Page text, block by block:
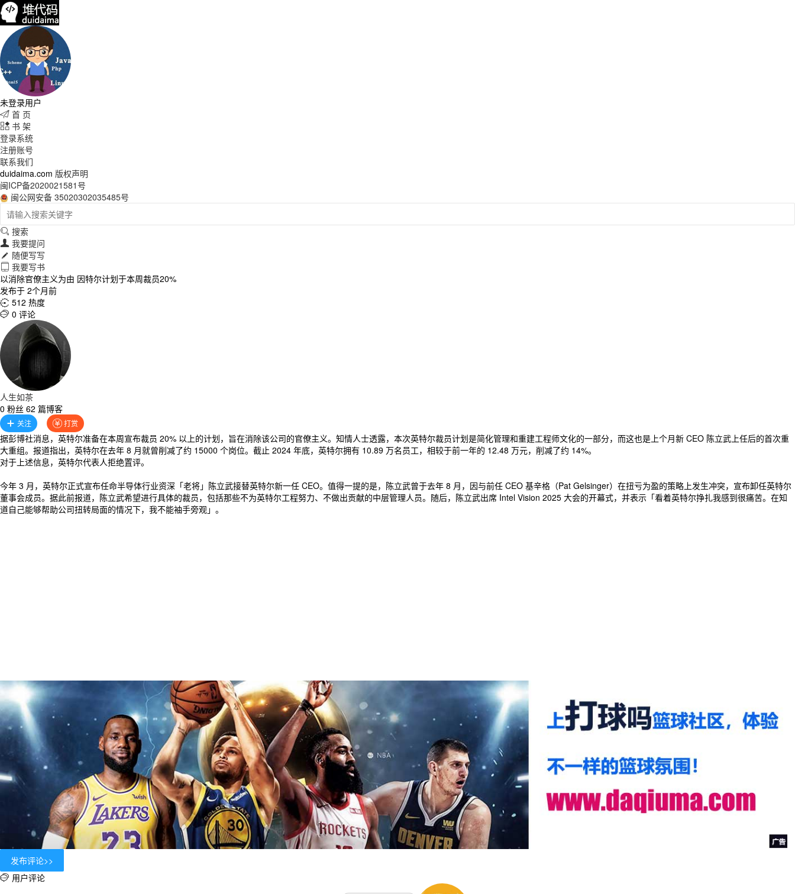
未登录用户
 首 页
 书 架
登录系统
注册账号
联系我们
duidaima.com 版权声明
闽ICP备2020021581号
闽公网安备 35020302035485号
 搜索
 我要提问
 随便写写
 我要写书
以消除官僚主义为由 因特尔计划于本周裁员20%
发布于 2个月前
 512 热度
 0 评论
人生如茶
0 粉丝 62 篇博客
 关注 打赏
据彭博社消息，英特尔准备在本周宣布裁员 20% 以上的计划，旨在消除该公司的官僚主义。知情人士透露，本次英特尔裁员计划是简化管理和重建工程师文化的一部分，而这也是上个月新 CEO 陈立武上任后的首次重
大重组。报道指出，英特尔在去年 8 月就曾削减了约 15000 个岗位。截止 2024 年底，英特尔拥有 10.89 万名员工，相较于前一年的 12.48 万元，削减了约 14%。
对于上述信息，英特尔代表人拒绝置评。
今年 3 月，英特尔正式宣布任命半导体行业资深「老将」陈立武接替英特尔新一任 CEO。值得一提的是，陈立武曾于去年 8 月，因与前任 CEO 基辛格（Pat Gelsinger）在扭亏为盈的策略上发生冲突，宣布卸任英特尔
董事会成员。据此前报道，陈立武希望进行具体的裁员，包括那些不为英特尔工程努力、不做出贡献的中层管理人员。随后，陈立武出席 Intel Vision 2025 大会的开幕式，并表示「看着英特尔挣扎我感到很痛苦。在知
道自己能够帮助公司扭转局面的情况下，我不能袖手旁观」。
 用户评论